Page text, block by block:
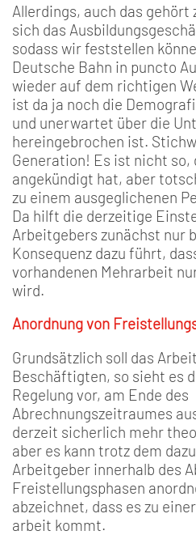
Allerdings, auch das
sich das
sodass wir feststellen
Deutsche Bahn in puncto
wieder auf dem richtigen
ist da ja noch die
und unerwartet über die
hereingebrochen ist.
Generation! Es ist nicht so,
angekündigt hat, aber
zu einem ausgeglichenen
Da hilft die derzeitige
Arbeitgebers zunächst nur
Konsequenz dazu führt,
vorhandenen Mehrarbeit
wird.
Anordnung von
Grundsätzlich soll das
Beschäftigten, so sieht es
Regelung vor, am Ende des
Abrechnungszeitraumes
derzeit sicherlich mehr
aber es kann trotz­ dem
Arbeitgeber innerhalb des
Freistellungsphasen
abzeichnet, dass es zu
arbeit kommt.